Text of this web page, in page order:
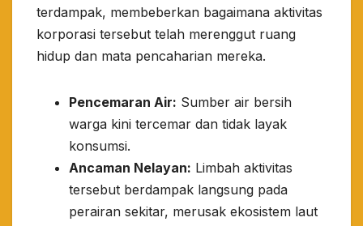
terdampak, membeberkan bagaimana aktivitas
korporasi tersebut telah merenggut ruang
hidup dan mata pencaharian mereka.
Pencemaran Air: Sumber air bersih
warga kini tercemar dan tidak layak
konsumsi.
Ancaman Nelayan: Limbah aktivitas
tersebut berdampak langsung pada
perairan sekitar, merusak ekosistem laut